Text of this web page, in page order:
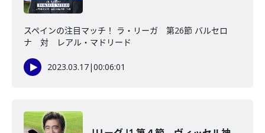
スペインの注目マッチ！ ラ・リーガ 第26節 バルセロ
ナ 対 レアル・マドリード
2023.03.17|00:06:01